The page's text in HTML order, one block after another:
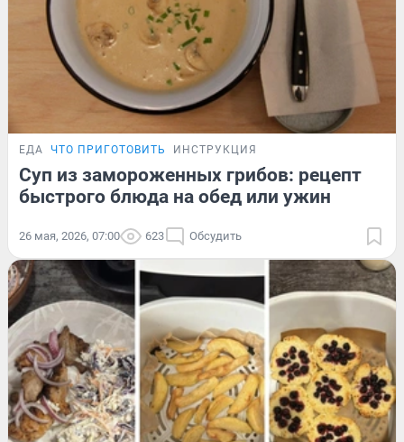
ЕДА ЧТО ПРИГОТОВИТЬ ИНСТРУКЦИЯ
Суп из замороженных грибов: рецепт
быстрого блюда на обед или ужин
26 мая, 2026, 07:00 623 Обсудить